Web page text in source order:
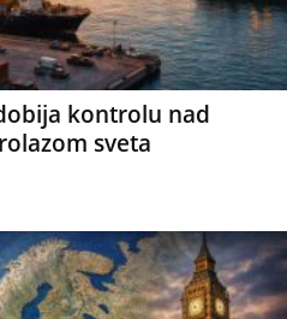
kontrolu nad
sveta